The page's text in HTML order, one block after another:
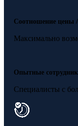
Соотношение цены /
Максимально
Опытные
Специалисты с